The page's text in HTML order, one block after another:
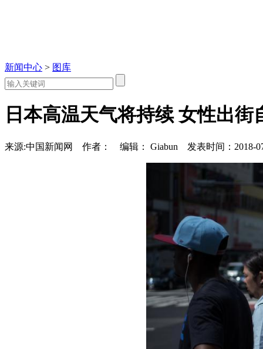
新闻中心 > 图库
日本高温天气将持续 女性出街
来源:中国新闻网 作者： 编辑： Giabun 发表时间：2018-